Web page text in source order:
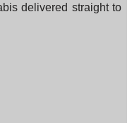
delivered straight to